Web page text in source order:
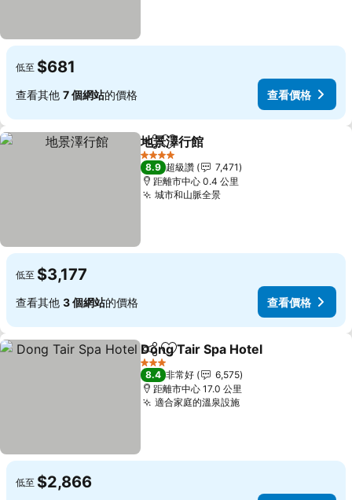
低至 $681
查看其他 7 個網站的價格 查看價格
分享 加入我的最愛
地景澤行館
4 星級
8.9 超級讚
7,471
距離市中心 0.4 公里
城市和山脈全景
低至 $3,177
查看其他 3 個網站的價格 查看價格
分享 加入我的最愛
Dong Tair Spa Hotel
3 星級
8.4 非常好
6,575
距離市中心 17.0 公里
適合家庭的溫泉設施
低至 $2,866